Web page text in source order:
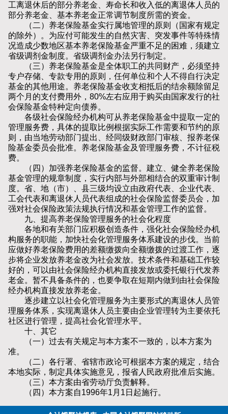
工离退休后的部分养老金、寿命长和收入低的离退体人员的
部分养老金、基本养老金正常调节制度所需的资金。
（二）养老保险基金实行属地管理的原则（国家有规定
的除外）。为应付可能发生的自然灾害、突发事件等特殊情
况造成少数地区基本养老保险基金严重不足的困难，须建立
省级调剂金制度。省级调剂金办法另行制定。
（三）养老保险基金是全体职工的共同财产，必须坚持
专户存储、专款专用的原则，任何单位和个人不得自行决定
基金的其他用途。养老保险基金收支相抵后的结余额除留足
两个月的支付费用外，80%左右应用于购买由国家发行的社
会保险基金特种定向债券。
各级社会保险经办机构可从养老保险基金中提取一定的
管理服务费，具体的提取比例根据实际工作需要和节约的原
则，由当地劳动部门提出、经同级财政部门审核、报养老保
险基金委员会批准。养老保险基金及管理服务费，不计征税
费。
（四）加强养老保险基金的监督。建立、健全养老保险
基金管理的规章制度，实行内部与外部相结合的双重审计制
度。省、地（市）、县三级均设立由政府代表、企业代表、
工会代表和离退休人员代表组成的社会保险监督委员会，加
强对社会保险政策法规执行情况和基金管理工作的监督。
九、提高养老保险管理服务的社会化程度
各地和有关部门应积极创造条件，强化社会保险经办机
构服务的职能，加快社会化管理服务体系建设的步伐。当前
应做好养老保险费用的差额缴拨向全额缴拨的过渡工作，逐
步将企业发放养老金改为社会发放。技术条件和基础工作较
好的，可以由社会保险经办机构直接发放或委托银行代发养
老金。暂不具备条件的，也要争取在短期内做到由社会保险
经办机构直接发放养老金。
逐步建立以社会化管理服务为主要形式的离退休人员管
理服务体系，实现离退休人员主要由企业管理转为主要依托
社区进行管理，提高社会化管理水平。
十、其它
（一）过去有关规定与本方案不一致的，以本方案为
准。
（二）各行署、省辖市政论可根据本方案的规定，结合
本地实际，制定具体实施意见，报省人民政府批准后实施。
（三）本方案由省劳动厅负责解释。
（四）本方案自1996年1月1日起施行。